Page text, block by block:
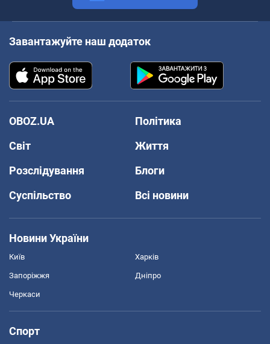
Завантажуйте наш додаток
OBOZ.UA
Політика
Світ
Життя
Розслідування
Блоги
Суспільство
Всі новини
Новини України
Київ Харків
Запоріжжя Дніпро
Черкаси
Спорт